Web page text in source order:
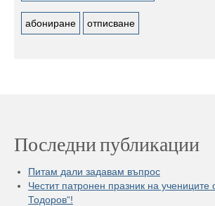
Последни публикации
Питам дали задавам въпрос
Честит патронен празник на
Тодоров“!